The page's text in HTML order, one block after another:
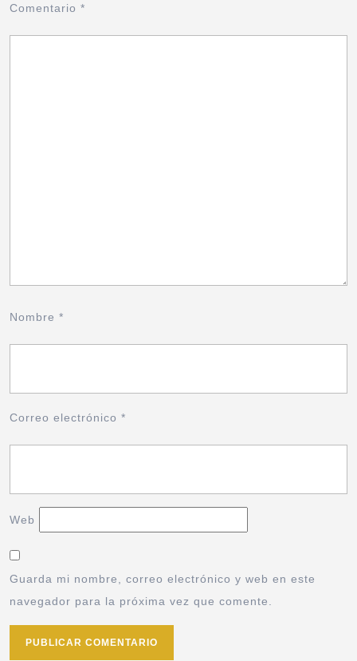
Comentario *
Nombre *
Correo electrónico *
Web
Guarda mi nombre, correo electrónico y web en este
navegador para la próxima vez que comente.